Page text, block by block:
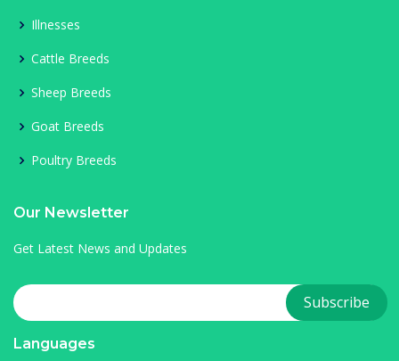
Illnesses
Cattle Breeds
Sheep Breeds
Goat Breeds
Poultry Breeds
Our Newsletter
Get Latest News and Updates
Languages